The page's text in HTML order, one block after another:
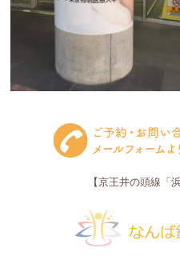
【京王井の頭線「